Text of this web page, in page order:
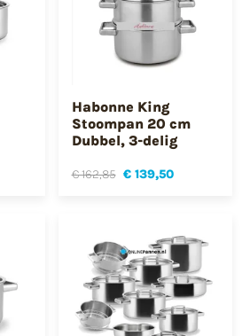
Habonne King
Stoompan 20 cm
Dubbel, 3-delig
€ 162,85 € 139,50